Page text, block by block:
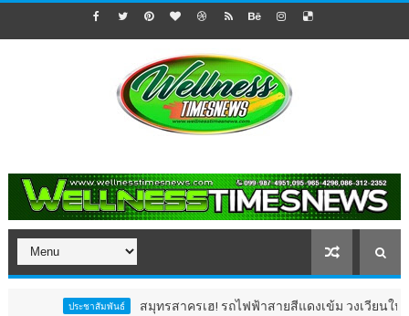
ประชาสัมพันธ์ สมุทรสาครเฮ! รถไฟฟ้าสายสีแดงเข้ม วงเวียนใหญ่–มหา